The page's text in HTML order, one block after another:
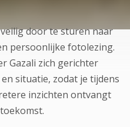
door te sturen naar
persoonlijke fotolezing.
Gazali zich gerichter
situatie, zodat je tijdens
inzichten ontvangt